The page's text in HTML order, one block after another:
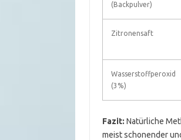
(Backpulver)
Zitronensaft
Wasserstoffperoxid
(3%)
Fazit: Natürliche
meist schonender